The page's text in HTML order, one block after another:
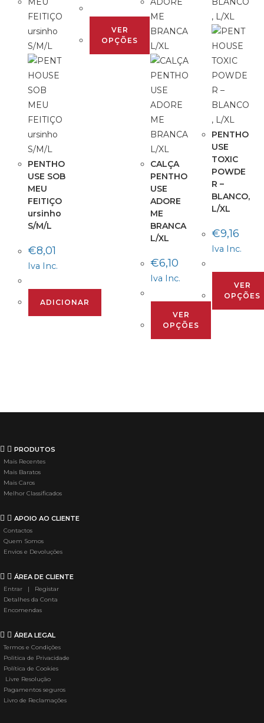
PENTHO
USE SOB
MEU
FEITIÇO
ursinho
S/M/L
€8,01
Iva Inc.
ADICIONAR
VER
OPÇÕES
CALÇA
PENTHO
USE
ADORE
ME
BRANCA
L/XL
€6,10
Iva Inc.
VER
OPÇÕES
PENTHO
USE
TOXIC
POWDE
R –
BLANCO,
L/XL
€9,16
Iva Inc.
VER
OPÇÕES
PRODUTOS
Mais Recentes
Mais Baratos
Mais Caros
Melhor Classificados
APOIO AO CLIENTE
Contactos
Quem Somos
Envios e Devoluções
ÁREA DE CLIENTE
Entrar | Registar
Detalhes da Conta
Encomendas
ÁREA LEGAL
Termos e Condições
Politica de Privacidade
Política de Cookies
Livre Resolução
Pagamentos seguros
Livro de Reclamações